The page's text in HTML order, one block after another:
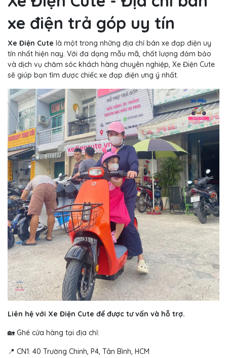
xe điện trả góp uy tín
Xe Điện Cute là một trong những địa chỉ bán xe đạp điện uy
tín nhất hiện nay. Với đa dạng mẫu mã, chất lượng đảm bảo
và dịch vụ chăm sóc khách hàng chuyên nghiệp, Xe Điện Cute
sẽ giúp bạn tìm được chiếc xe đạp điện ưng ý nhất.
Liên hệ với Xe Điện Cute để được tư vấn và hỗ trợ.
🏡 Ghé cửa hàng tại địa chỉ:
📍 CN1: 40 Trường Chinh, P4, Tân Bình, HCM